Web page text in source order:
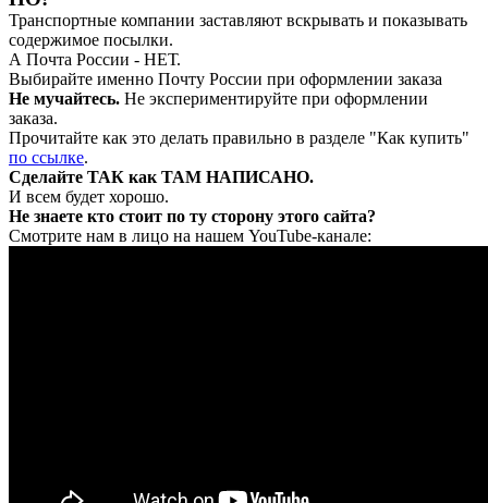
Транспортные компании заставляют вскрывать и показывать
содержимое посылки.
А Почта России - НЕТ.
Выбирайте именно Почту России при оформлении заказа
Не мучайтесь. Не экспериментируйте при оформлении
заказа.
Прочитайте как это делать правильно в разделе "Как купить"
по ссылке.
Сделайте ТАК как ТАМ НАПИСАНО.
И всем будет хорошо.
Не знаете кто стоит по ту сторону этого сайта?
Смотрите нам в лицо на нашем YouTube-канале: